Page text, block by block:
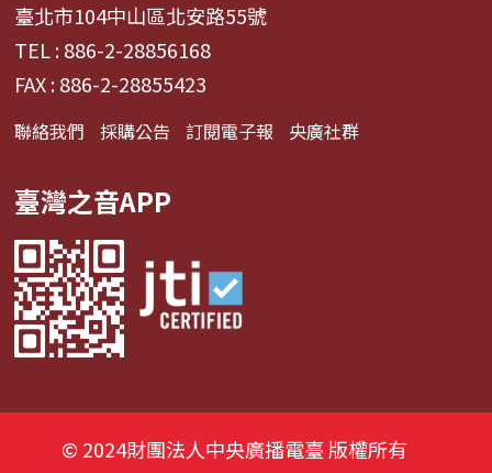
臺北市104中山區北安路55號
TEL : 886-2-28856168
FAX : 886-2-28855423
聯絡我們 採購公告 訂閱電子報 央廣社群
臺灣之音APP
© 2024財團法人中央廣播電臺 版權所有